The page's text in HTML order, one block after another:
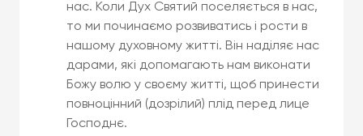
нас. Коли Дух Святий поселяється в нас,
то ми починаємо розвиватись і рости в
нашому духовному житті. Він наділяє нас
дарами, які допомагають нам виконати
Божу волю у своєму житті, щоб принести
повноцінний (дозрілий) плід перед лице
Господнє.